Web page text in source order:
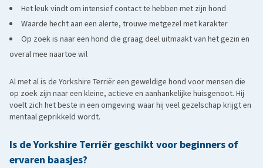
Het leuk vindt om intensief contact te hebben met zijn hond
Waarde hecht aan een alerte, trouwe metgezel met karakter
Op zoek is naar een hond die graag deel uitmaakt van het gezin en
overal mee naartoe wil
Al met al is de Yorkshire Terriër een geweldige hond voor mensen die
op zoek zijn naar een kleine, actieve en aanhankelijke huisgenoot. Hij
voelt zich het beste in een omgeving waar hij veel gezelschap krijgt en
mentaal geprikkeld wordt.
Is de Yorkshire Terriër geschikt voor beginners of
ervaren baasjes?